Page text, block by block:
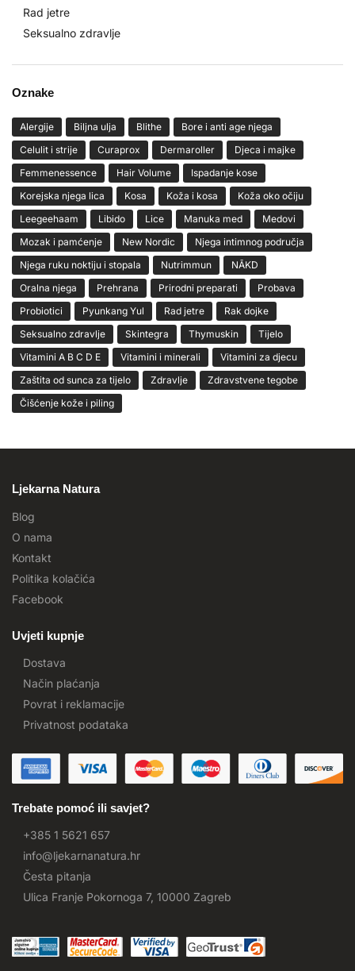
Rad jetre
Seksualno zdravlje
Oznake
Alergije Biljna ulja Blithe
Bore i anti age njega
Celulit i strije
Curaprox Dermaroller
Djeca i majke
Femmenessence
Hair Volume
Ispadanje kose
Korejska njega lica
Kosa Koža i kosa
Koža oko očiju
Leegeehaam
Libido Lice Manuka med
Medovi
Mozak i pamćenje
New Nordic
Njega intimnog područja
Njega ruku noktiju i stopala
Nutrimmun
NĀKD
Oralna njega
Prehrana Prirodni preparati
Probava
Probiotici
Pyunkang Yul Rad jetre
Rak dojke
Seksualno zdravlje
Skintegra Thymuskin
Tijelo
Vitamini A B C D E
Vitamini i minerali
Vitamini za djecu
Zaštita od sunca za tijelo
Zdravlje
Zdravstvene tegobe
Čišćenje kože i piling
Ljekarna Natura
Blog
O nama
Kontakt
Politika kolačića
Facebook
Uvjeti kupnje
Dostava
Način plaćanja
Povrat i reklamacije
Privatnost podataka
Trebate pomoć ili savjet?
+385 1 5621 657
info@ljekarnanatura.hr
Česta pitanja
Ulica Franje Pokornoga 7, 10000 Zagreb